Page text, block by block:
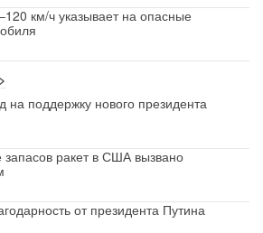
км/ч указывает на опасные
поддержку нового президента
ракет в США вызвано
от президента Путина